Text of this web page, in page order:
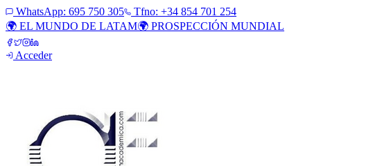
WhatsApp: 695 750 305
Tfno: +34 854 701 254
🌍 EL MUNDO DE LATAM🌍 PROSPECCIÓN MUNDIAL
Acceder